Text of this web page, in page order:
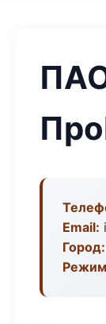
Email:
Город: